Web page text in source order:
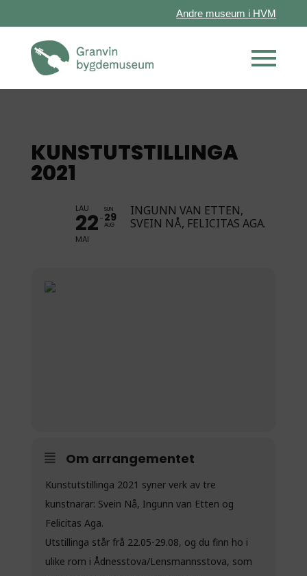
Andre museum i HVM
KUNSTUTSTILLINGA
2021
LAU
22
MAI
SUN
29
AUG
INGUNN VAN ETTEN,
SVEIN NÅ, FELICITAS AGA.
Om arrangementet
Kunstutstillinga 2021 syner verk av tre
kunstnarar: Svein Nå, Ingunn van Etten og
Felicitas Aga.
Utstillinga står frå 22.05-29.08, og du finn ho i
ulike rom i Ådnesstova/Lensmannsstova, som